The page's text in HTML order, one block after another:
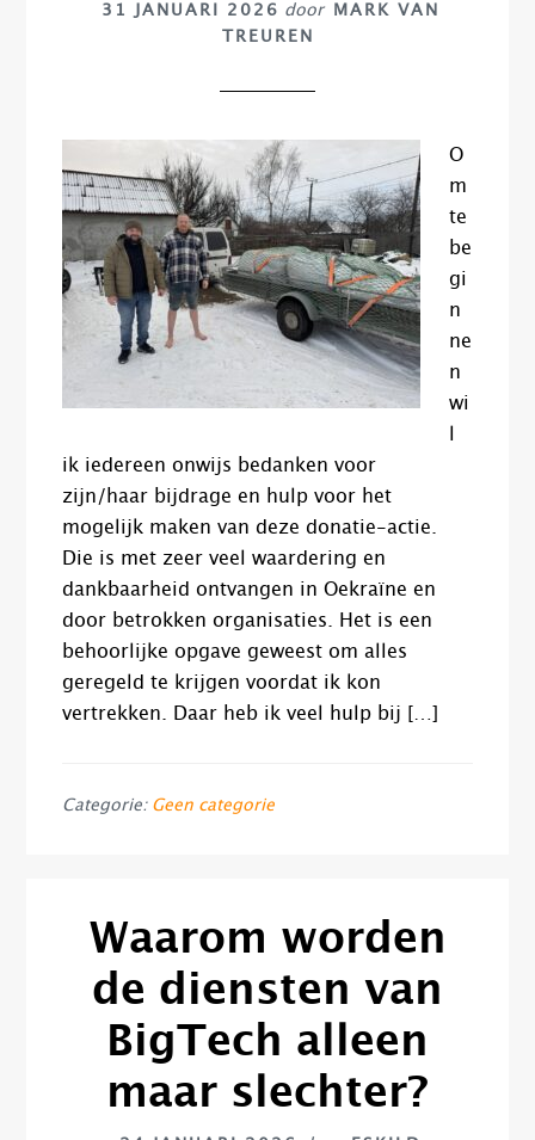
31 JANUARI 2026 door MARK VAN
TREUREN
O
m
te
be
gi
n
ne
n
wi
ik iedereen onwijs bedanken voor
zijn/haar bijdrage en hulp voor het
mogelijk maken van deze donatie-actie.
Die is met zeer veel waardering en
dankbaarheid ontvangen in Oekraïne en
door betrokken organisaties. Het is een
behoorlijke opgave geweest om alles
geregeld te krijgen voordat ik kon
vertrekken. Daar heb ik veel hulp bij […]
Categorie: Geen categorie
Waarom worden
de diensten van
BigTech alleen
maar slechter?